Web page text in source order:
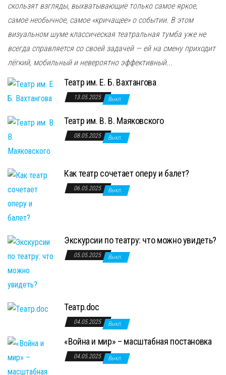
скользят взгляды, выхватывающие только самое яркое,
самое необычное, самое «кричащее» о событии. В этом
визуальном шуме классическая театральная тумба уже не
всегда справляется со своей задачей — ей на смену приходит
лёгкий, мобильный и невероятно эффективный...
Театр им. Е. Б. Вахтангова
13.05.2025 Выкл.
Театр им. В. В. Маяковского
08.05.2025 Выкл.
Как театр сочетает оперу и балет?
06.05.2025 Выкл.
Экскурсии по театру: что можно увидеть?
05.05.2025 Выкл.
Театр.doc
04.05.2025 Выкл.
«Война и мир» – масштабная постановка
04.05.2025 Выкл.